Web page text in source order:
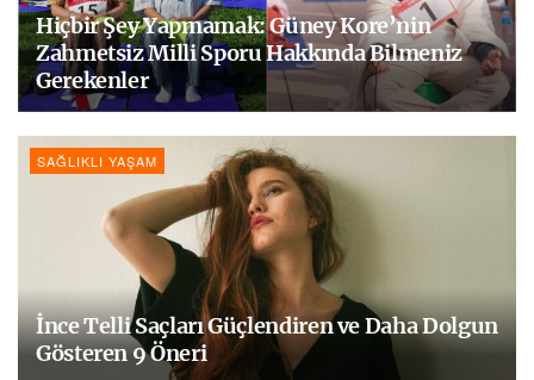
Hiçbir Şey Yapmamak: Güney Kore’nin
Zahmetsiz Milli Sporu Hakkında Bilmeniz
Gerekenler
SAĞLIKLI YAŞAM
İnce Telli Saçları Güçlendiren ve Daha Dolgun
Gösteren 9 Öneri